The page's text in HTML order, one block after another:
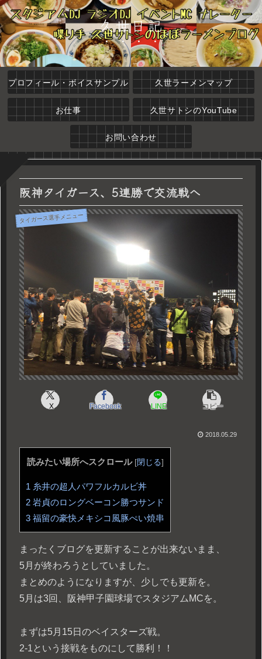
久世日記
プロフィール・ボイスサンプル 久世ラーメンマップ
お仕事 久世サトシのYouTube
お問い合わせ
阪神タイガース、5連勝で交流戦へ
タイガース選手メニュー
X Facebook LINE コピー
2018.05.29
読みたい場所へスクロール [閉じる]
1 糸井の超人パワフルカルビ丼
2 岩貞のロングベーコン勝つサンド
3 福留の豪快メキシコ風豚ぺい焼串
まったくブログを更新することが出来ないまま、
5月が終わろうとしていました。
まとめのようになりますが、少しでも更新を。
5月は3回、阪神甲子園球場でスタジアムMCを。
まずは5月15日のベイスターズ戦。
2-1という接戦をものにして勝利！！